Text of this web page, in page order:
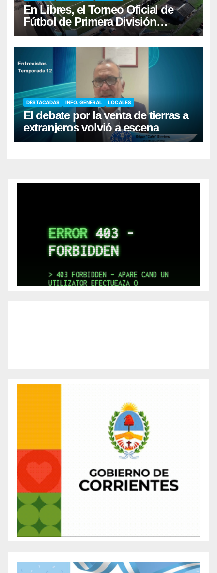
En Libres, el Torneo Oficial de
Fútbol de Primera División
comenzará el sábado 22/8
DESTACADAS INFO. GENERAL LOCALES
El debate por la venta de tierras a
extranjeros volvió a escena